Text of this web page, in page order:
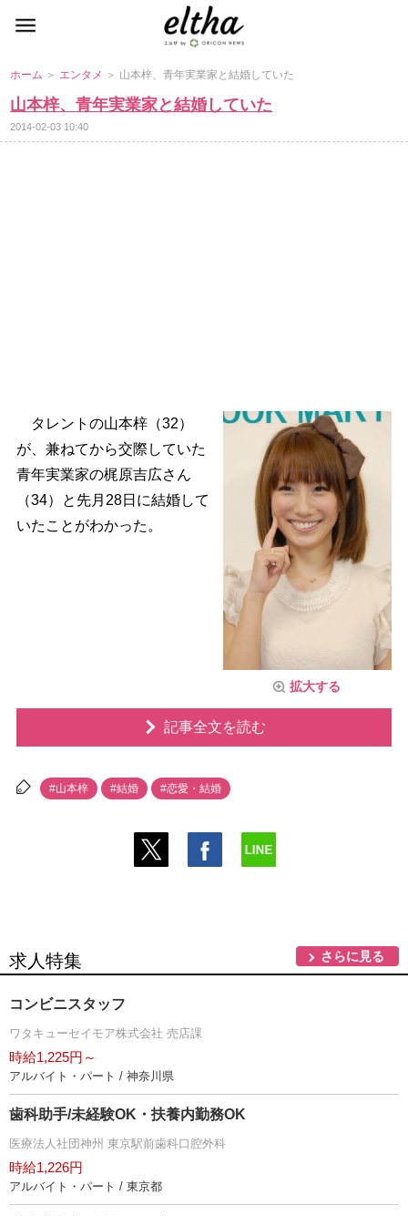
ホーム ＞ エンタメ ＞ 山本梓、青年実業家と結婚していた
山本梓、青年実業家と結婚していた
2014-02-03 10:40
拡大する
タレントの山本梓（32）
が、兼ねてから交際していた
青年実業家の梶原吉広さん
（34）と先月28日に結婚して
いたことがわかった。
記事全文を読む
#山本梓 #結婚 #恋愛・結婚
求人特集 さらに見る
コンビニスタッフ
ワタキューセイモア株式会社 売店課
時給1,225円～
アルバイト・パート / 神奈川県
歯科助手/未経験OK・扶養内勤務OK
医療法人社団神州 東京駅前歯科口腔外科
時給1,226円
アルバイト・パート / 東京都